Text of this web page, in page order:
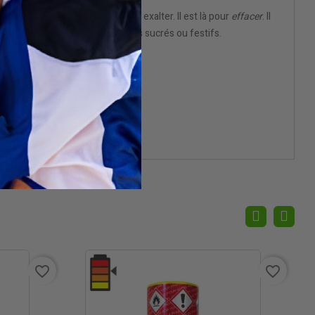
à l’amyle n’est pas là pour exalter. Il est là pour effacer. Il
années-lumière des poppers sucrés ou festifs.
favorite_border favorite_border